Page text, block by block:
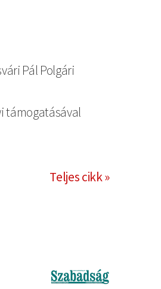
Pál Polgári
támogatásával
Teljes cikk »